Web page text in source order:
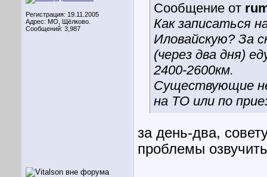
Регистрация: 19.11.2005
Адрес: МО, Щёлково.
Сообщений: 3,987
Сообщение от
Как записаться
Иловайскую? За
(через два дня)
2400-2600км.
Существующие
на ТО или по
за день-два,
проблемы